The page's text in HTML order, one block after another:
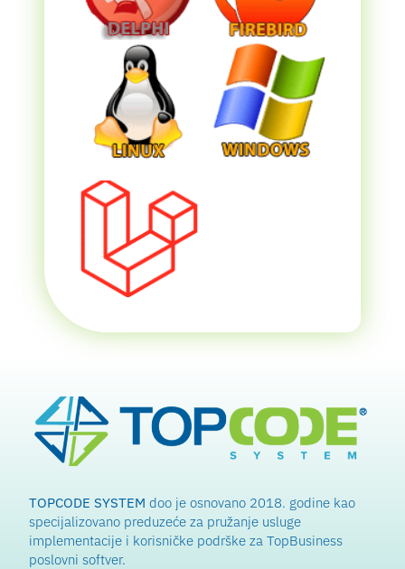
TOPCODE SYSTEM doo je osnovano 2018. godine kao
specijalizovano preduzeće za pružanje usluge
implementacije i korisničke podrške za TopBusiness
poslovni softver.